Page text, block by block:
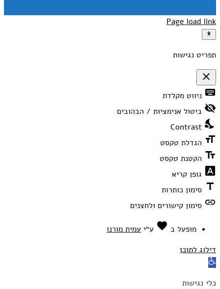
Page load link
תפריט נגישות
close
פתיחה
וסגירה
של
תפריט
keyboard ניווט מקלדת
visibility_off ביטול אנימציות / הבהובים
nights_stay
Contrast
format_size הגדלת טקסט
text_fields הקטנת טקסט
font_download גופן קריא
title סימון כותרות
link סימון קישורים ולחצנים
מופעל ב favorite אהבה
ע״י עמית מורנו
דילוג לתוכן
פתח
כלי נגישות